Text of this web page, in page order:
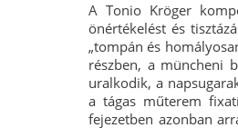
A Tonio Kröger
önértékelést és
„tompán és
részben, a müncheni
uralkodik, a
a tágas műterem
fejezetben azonban